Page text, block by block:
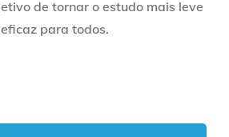
de tornar o estudo mais leve
para todos.